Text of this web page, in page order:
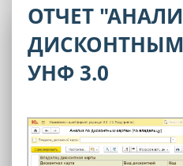
ОТЧЕТ
УНФ 3.0